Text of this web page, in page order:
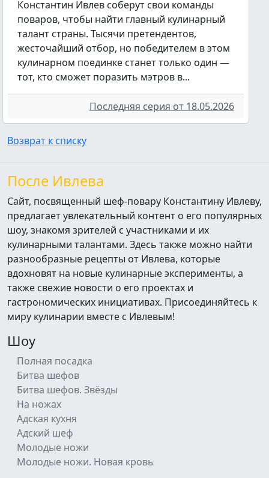
Константин Ивлев соберут свои команды
поваров, чтобы найти главный кулинарный
талант страны. Тысячи претендентов,
жесточайший отбор, но победителем в этом
кулинарном поединке станет только один —
тот, кто сможет поразить мэтров в...
Последняя серия от 18.05.2026
Возврат к списку
После Ивлева
Сайт, посвященный шеф-повару Константину Ивлеву,
предлагает увлекательный контент о его популярных
шоу, знакомя зрителей с участниками и их
кулинарными талантами. Здесь также можно найти
разнообразные рецепты от Ивлева, которые
вдохновят на новые кулинарные эксперименты, а
также свежие новости о его проектах и
гастрономических инициативах. Присоединяйтесь к
миру кулинарии вместе с Ивлевым!
Шоу
Полная посадка
Битва шефов
Битва шефов. Звёзды
На ножах
Адская кухня
Адский шеф
Молодые ножи
Молодые ножи. Новая кровь